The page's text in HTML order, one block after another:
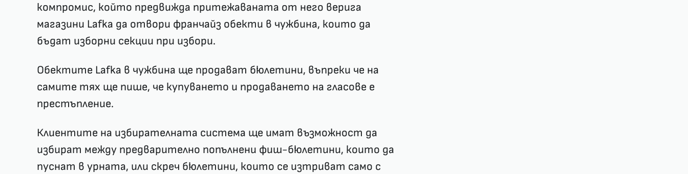
компромис, който предвижда притежаваната от него верига
магазини Lafka да отвори франчайз обекти в чужбина, които да
бъдат изборни секции при избори.
Обектите Lafka в чужбина ще продават бюлетини, въпреки че на
самите тях ще пише, че купуването и продаването на гласове е
престъпление.
Клиентите на избирателната система ще имат възможност да
избират между предварително попълнени фиш-бюлетини, които да
пуснат в урната, или скреч бюлетини, които се изтриват само с